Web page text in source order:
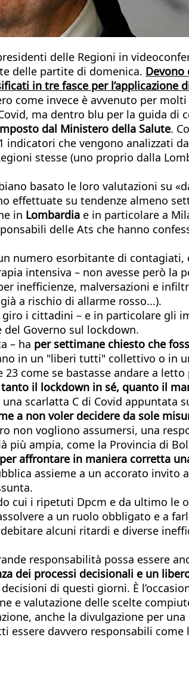
delle Regioni in
delle partite di domenica.
in tre fasce per l’applicazione
come invece è avvenuto per
ma dentro blu per la guida
dal Ministero della Salute.
che vengono analizzati
stesse (uno proprio dalla
basato le loro valutazioni
effettuate su tendenze almeno
in Lombardia e in particolare a
delle Ats che hanno
numero esorbitante di
intensiva – non avesse però
inefficienze, malversazioni e
a rischio di allarme rosso...).
i cittadini – e in particolare gli
Governo sul lockdown.
– ha per settimane chiesto che
in un "liberi tutti" collettivo o in
come se bastasse andare a
il lockdown in sé, quanto il
scarlatta C di Covid appuntata
a non voler decidere da sole
non vogliono assumersi, una
più ampia, come la Provincia di
affrontare in maniera corretta
assieme a un accorato invito
cui i ripetuti Dpcm e da ultimo le
a un ruolo obbligato e a
alcuni ritardi e diverse
responsabilità possa essere
dei processi decisionali e un
di questi giorni. È
e valutazione delle scelte
anche la divulgazione per
essere davvero responsabili come